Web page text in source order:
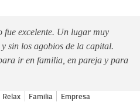
fue excelente. Un lugar muy
sin los agobios de la capital.
ir en familia, en pareja y para
Relax Familia Empresa